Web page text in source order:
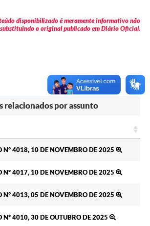
disponibilizado é meramente informativo não
substituindo o original publicado em Diário Oficial.
relacionados por assunto
Nº 4018, 10 DE NOVEMBRO DE 2025
Nº 4017, 10 DE NOVEMBRO DE 2025
Nº 4013, 05 DE NOVEMBRO DE 2025
Nº 4010, 30 DE OUTUBRO DE 2025